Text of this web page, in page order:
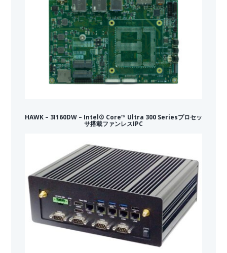
HAWK – 3I160DW – Intel® Core™ Ultra 300 Seriesプロセッ
サ搭載ファンレスIPC